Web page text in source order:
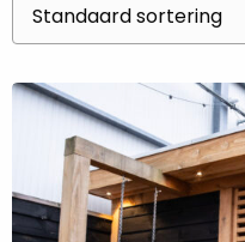
Lees